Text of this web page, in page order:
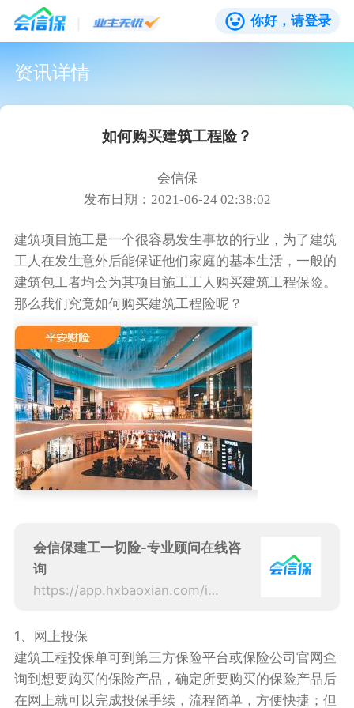
你好，请登录
资讯详情
如何购买建筑工程险？
会信保
发布日期：2021-06-24 02:38:02
建筑项目施工是一个很容易发生事故的行业，为了建筑
工人在发生意外后能保证他们家庭的基本生活，一般的
建筑包工者均会为其项目施工工人购买建筑工程保险。
那么我们究竟如何购买建筑工程险呢？
会信保建工一切险-专业顾问在线咨
询
https://app.hxbaoxian.com/insurance?p=1&l=20&t=5&c=0&sourceType=web
1、网上投保
建筑工程投保单可到第三方保险平台或保险公司官网查
询到想要购买的保险产品，确定所要购买的保险产品后
在网上就可以完成投保手续，流程简单，方便快捷；但